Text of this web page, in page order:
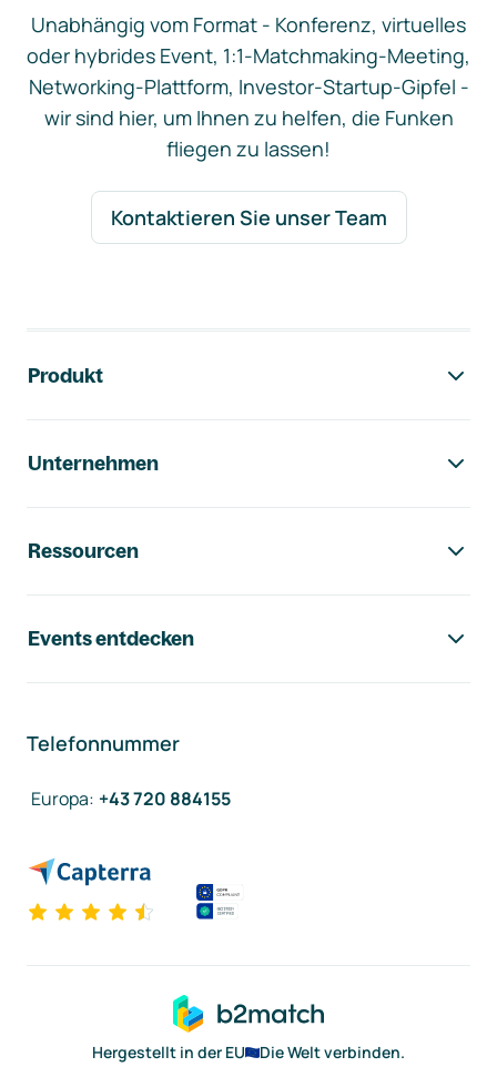
Unabhängig vom Format - Konferenz, virtuelles
oder hybrides Event, 1:1-Matchmaking-Meeting,
Networking-Plattform, Investor-Startup-Gipfel -
wir sind hier, um Ihnen zu helfen, die Funken
fliegen zu lassen!
Kontaktieren Sie unser Team
Produkt
Unternehmen
Ressourcen
Events entdecken
Telefonnummer
Europa: +43 720 884155
Hergestellt in der EU
Die Welt verbinden.